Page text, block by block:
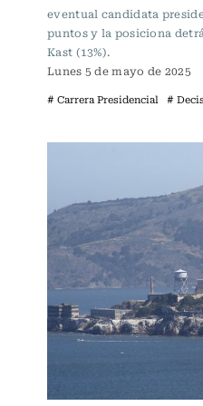
eventual candidata
puntos y la posiciona
Kast (13%).
Lunes 5 de mayo de 2025
# Carrera Presidencial #